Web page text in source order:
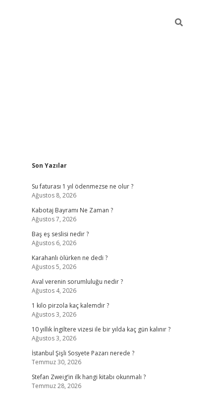
Sidebar
Son Yazılar
Su faturası 1 yıl ödenmezse ne olur ?
Ağustos 8, 2026
Kabotaj Bayramı Ne Zaman ?
Ağustos 7, 2026
Baş eş seslisi nedir ?
Ağustos 6, 2026
Karahanlı ölürken ne dedi ?
Ağustos 5, 2026
Aval verenin sorumluluğu nedir ?
Ağustos 4, 2026
1 kilo pirzola kaç kalemdir ?
Ağustos 3, 2026
10 yıllık İngiltere vizesi ile bir yılda kaç gün kalınır ?
Ağustos 3, 2026
İstanbul Şişli Sosyete Pazarı nerede ?
Temmuz 30, 2026
Stefan Zweig’in ilk hangi kitabı okunmalı ?
Temmuz 28, 2026